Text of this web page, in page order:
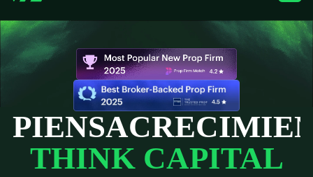
-
PIENSALIBERTAD
THINK CAPITAL